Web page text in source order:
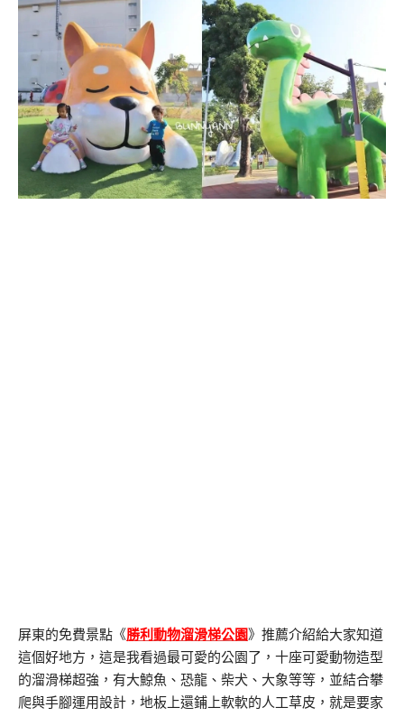
屏東的免費景點《勝利動物溜滑梯公園》推薦介紹給大家知道
這個好地方，這是我看過最可愛的公園了，十座可愛動物造型
的溜滑梯超強，有大鯨魚、恐龍、柴犬、大象等等，並結合攀
爬與手腳運用設計，地板上還鋪上軟軟的人工草皮，就是要家